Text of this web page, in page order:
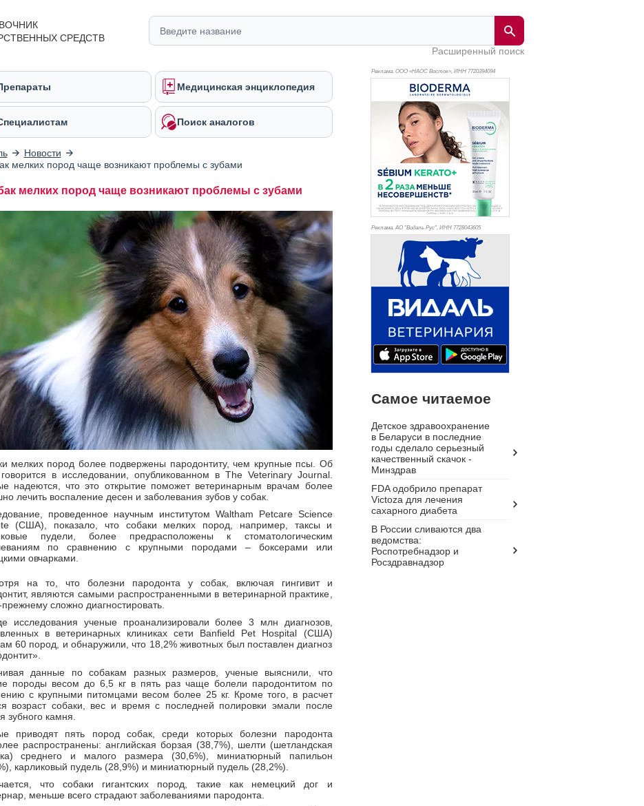
СРЕДСТВ
Расширенный поиск
Медицинская энциклопедия
Поиск аналогов
Новости
мелких пород чаще возникают проблемы с зубами
мелких пород чаще возникают проблемы с зубами
мелких пород более подвержены пародонтиту, чем крупные псы. Об
в исследовании, опубликованном в The Veterinary Journal.
надеются, что это открытие поможет ветеринарным врачам более
лечить воспаление десен и заболевания зубов у собак.
проведенное научным институтом Waltham Petcare Science
(США), показало, что собаки мелких пород, например, таксы и
пудели, более предрасположены к стоматологическим
по сравнению с крупными породами – боксерами или
овчарками.
на то, что болезни пародонта у собак, включая гингивит и
являются самыми распространенными в ветеринарной практике,
сложно диагностировать.
исследования ученые проанализировали более 3 млн диагнозов,
в ветеринарных клиниках сети Banfield Pet Hospital (США)
60 пород, и обнаружили, что 18,2% животных был поставлен диагноз
данные по собакам разных размеров, ученые выяснили, что
породы весом до 6,5 кг в пять раз чаще болели пародонтитом по
с крупными питомцами весом более 25 кг. Кроме того, в расчет
возраст собаки, вес и время с последней полировки эмали после
зубного камня.
приводят пять пород собак, среди которых болезни пародонта
распространены: английская борзая (38,7%), шелти (шетландская
среднего и малого размера (30,6%), миниатюрный папильон
карликовый пудель (28,9%) и миниатюрный пудель (28,2%).
что собаки гигантских пород, такие как немецкий дог и
меньше всего страдают заболеваниями пародонта.
Реклама. ООО «НАОС Восток», ИНН 7720394094
Реклама. АО "Видаль Рус", ИНН 7728043605
Самое читаемое
Детское здравоохранение
в Беларуси в последние
годы сделало серьезный
качественный скачок -
Минздрав
FDA одобрило препарат
Victoza для лечения
сахарного диабета
В России сливаются два
ведомства:
Роспотребнадзор и
Росздравнадзор